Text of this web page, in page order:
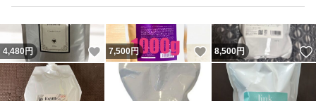
4,480円 いいね！
7,500円 いいね！
8,500円